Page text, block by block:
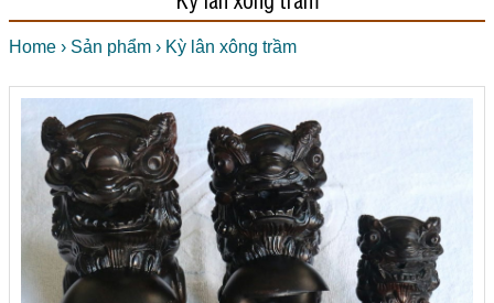
Home › Sản phẩm › Kỳ lân xông trầm